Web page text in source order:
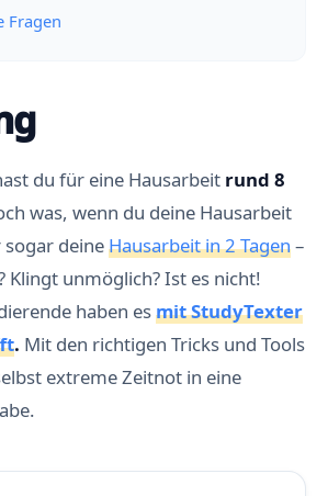
Fragen
du für eine Hausarbeit rund 8
was, wenn du deine Hausarbeit
sogar deineHausarbeit in 2 Tagen–
Klingt unmöglich? Ist es nicht!
haben esmit StudyTexter
. Mit den richtigen Tricks und Tools
extreme Zeitnot in eine